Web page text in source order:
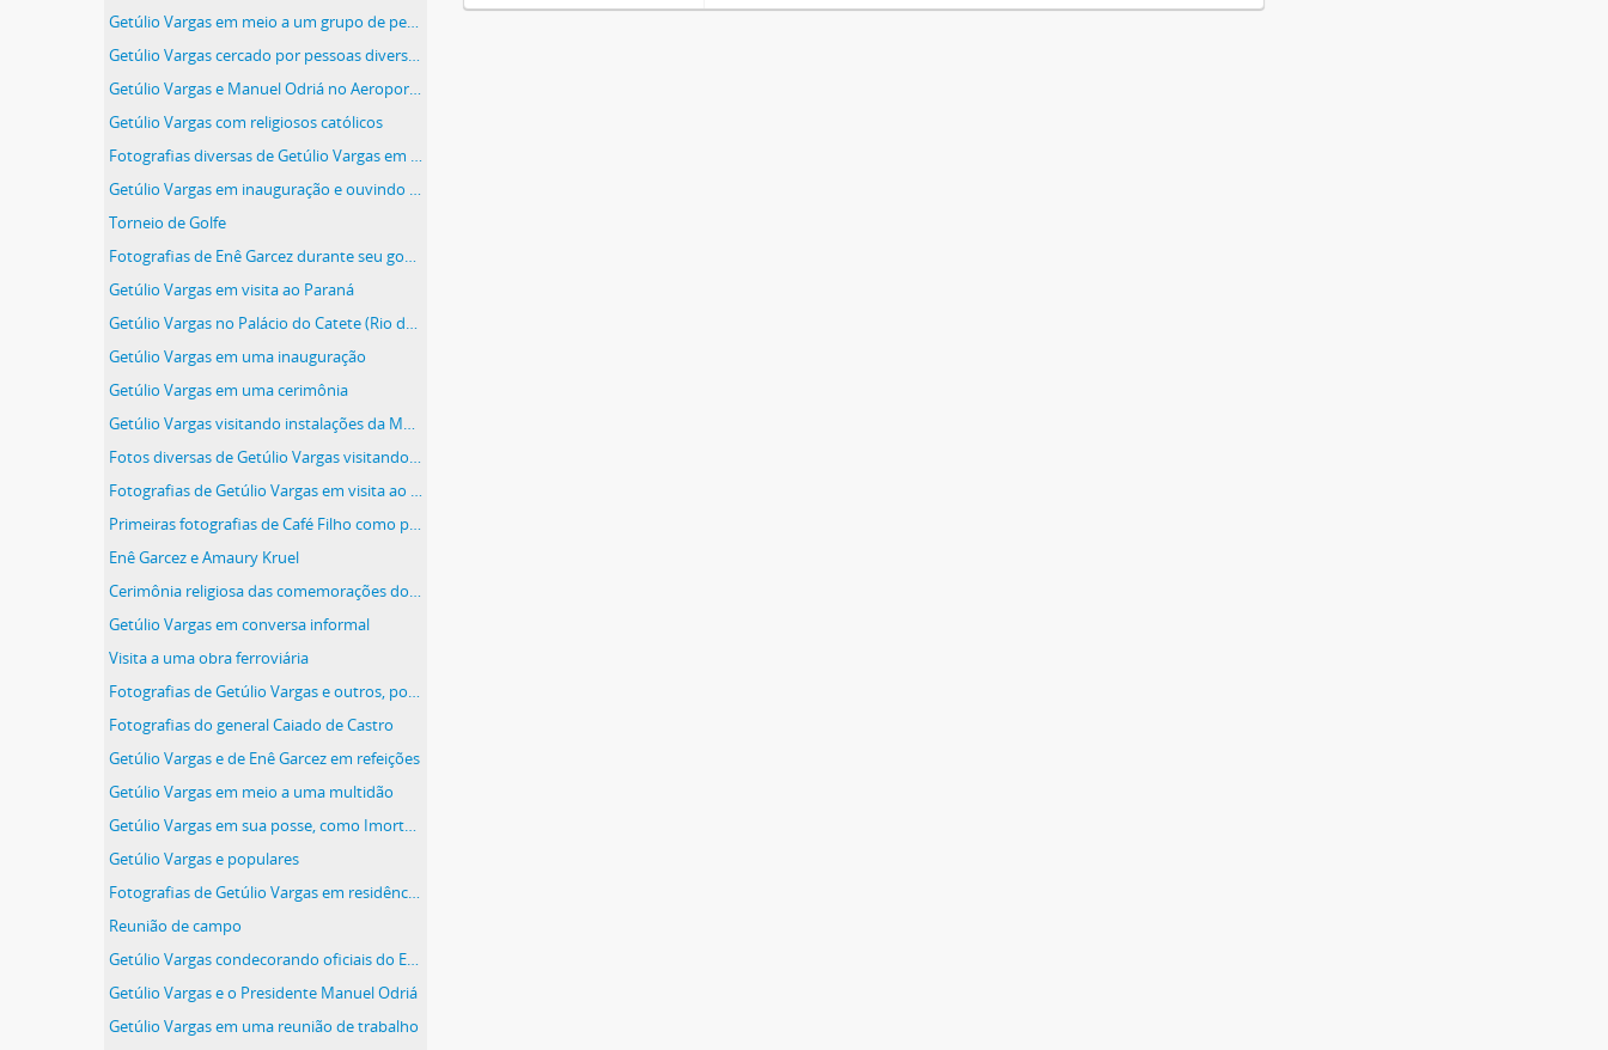
Getúlio Vargas em meio a um grupo de pessoas
Getúlio Vargas cercado por pessoas diversas
Getúlio Vargas e Manuel Odriá no Aeroporto Santos Dumont (Rio de Janeiro, RJ)
Getúlio Vargas com religiosos católicos
Fotografias diversas de Getúlio Vargas em um hidroavião e em um avião
Getúlio Vargas em inauguração e ouvindo um discurso em uma cerimônia
Torneio de Golfe
Fotografias de Enê Garcez durante seu governo no Território do Rio Branco
Getúlio Vargas em visita ao Paraná
Getúlio Vargas no Palácio do Catete (Rio de Janeiro, RJ)
Getúlio Vargas em uma inauguração
Getúlio Vargas em uma cerimônia
Getúlio Vargas visitando instalações da Marinha
Fotos diversas de Getúlio Vargas visitando instalações industriais
Fotografias de Getúlio Vargas em visita ao Núcleo de Colonos São Francisco e em cerimônia
Primeiras fotografias de Café Filho como presidente
Enê Garcez e Amaury Kruel
Cerimônia religiosa das comemorações do 4º Centenário de São Paulo
Getúlio Vargas em conversa informal
Visita a uma obra ferroviária
Fotografias de Getúlio Vargas e outros, possivelmente Palácio do Catete (RJ)
Fotografias do general Caiado de Castro
Getúlio Vargas e de Enê Garcez em refeições
Getúlio Vargas em meio a uma multidão
Getúlio Vargas em sua posse, como Imortal, na Academia Brasileira de Letras (ABL)
Getúlio Vargas e populares
Fotografias de Getúlio Vargas em residências
Reunião de campo
Getúlio Vargas condecorando oficiais do Exército
Getúlio Vargas e o Presidente Manuel Odriá
Getúlio Vargas em uma reunião de trabalho